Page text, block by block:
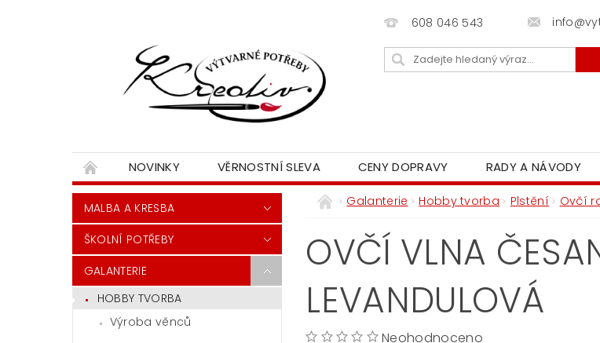
608 046 543
NOVINKY VĚRNOSTNÍ SLEVA CENY DOPRAVY RADY A NÁVODY
MALBA A KRESBA
ŠKOLNÍ POTŘEBY
GALANTERIE
HOBBY TVORBA
Výroba věnců
Galanterie Hobby tvorba Plstění Ovčí
OVČÍ VLNA
LEVANDULOVÁ
Neohodnoceno